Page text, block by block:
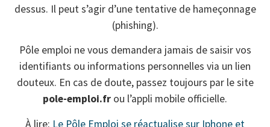
dessus. Il peut s’agir d’une tentative de hameçonnage
(phishing).
Pôle emploi ne vous demandera jamais de saisir vos
identifiants ou informations personnelles via un lien
douteux. En cas de doute, passez toujours par le site
pole-emploi.fr ou l’appli mobile officielle.
À lire: Le Pôle Emploi se réactualise sur Iphone et